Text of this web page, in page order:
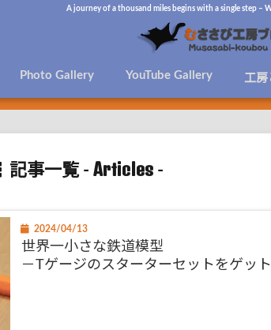
A journey of a thousand miles begins with a single step –
Photo Gallery YouTube Gallery 工房
記事一覧 - Articles-
2024/04/13
世界一小さな鉄道模型
－Tゲージのスターターセットをゲッ